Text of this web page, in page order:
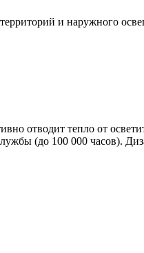
и наружного
отводит тепло от
(до 100 000 часов).